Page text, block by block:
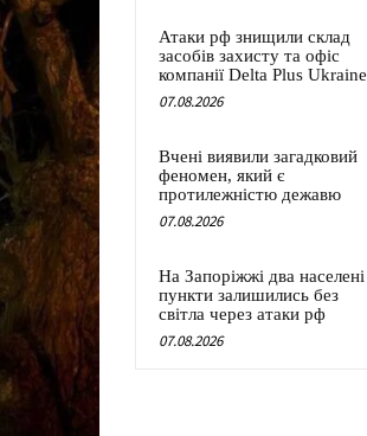
Атаки рф знищили склад
засобів захисту та офіс
компанії Delta Plus Ukraine
07.08.2026
Вчені виявили загадковий
феномен, який є
протилежністю дежавю
07.08.2026
На Запоріжжі два населені
пункти залишились без
світла через атаки рф
07.08.2026